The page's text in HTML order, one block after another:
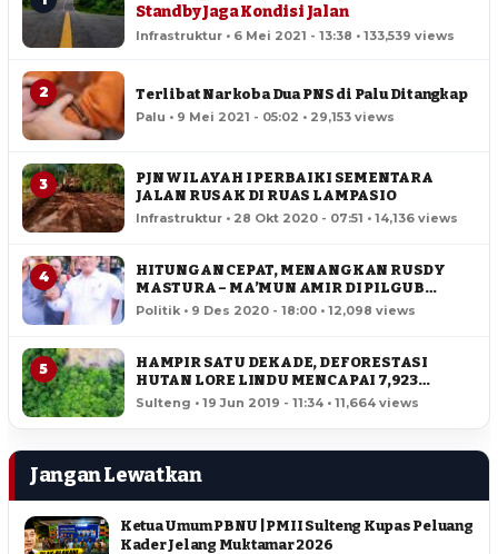
Standby Jaga Kondisi Jalan
Infrastruktur • 6 Mei 2021 - 13:38 • 133,539 views
2 Terlibat Narkoba Dua PNS di Palu Ditangkap
Palu • 9 Mei 2021 - 05:02 • 29,153 views
3
PJN WILAYAH I PERBAIKI SEMENTARA
JALAN RUSAK DI RUAS LAMPASIO
Infrastruktur • 28 Okt 2020 - 07:51 • 14,136 views
4
HITUNGAN CEPAT, MENANGKAN RUSDY
MASTURA – MA’MUN AMIR DI PILGUB
SULTENG
Politik • 9 Des 2020 - 18:00 • 12,098 views
5
HAMPIR SATU DEKADE, DEFORESTASI
HUTAN LORE LINDU MENCAPAI 7,923
HEKTAR
Sulteng • 19 Jun 2019 - 11:34 • 11,664 views
Jangan Lewatkan
Ketua Umum PBNU | PMII Sulteng Kupas Peluang
Kader Jelang Muktamar 2026